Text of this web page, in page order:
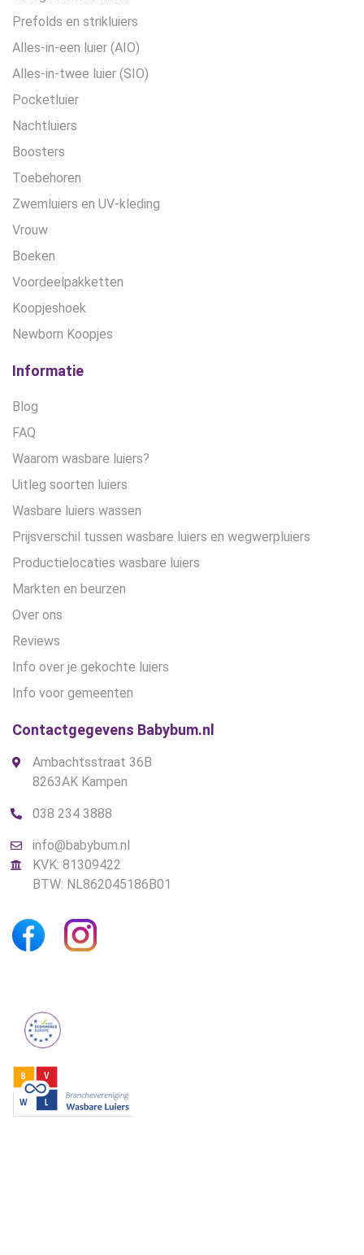
Prefolds en strikluiers
Alles-in-een luier (AIO)
Alles-in-twee luier (SIO)
Pocketluier
Nachtluiers
Boosters
Toebehoren
Zwemluiers en UV-kleding
Vrouw
Boeken
Voordeelpakketten
Koopjeshoek
Newborn Koopjes
Informatie
Blog
FAQ
Waarom wasbare luiers?
Uitleg soorten luiers
Wasbare luiers wassen
Prijsverschil tussen wasbare luiers en wegwerpluiers
Productielocaties wasbare luiers
Markten en beurzen
Over ons
Reviews
Info over je gekochte luiers
Info voor gemeenten
Contactgegevens Babybum.nl
Ambachtsstraat 36B
8263AK Kampen
038 234 3888
info@babybum.nl
KVK: 81309422
BTW: NL862045186B01